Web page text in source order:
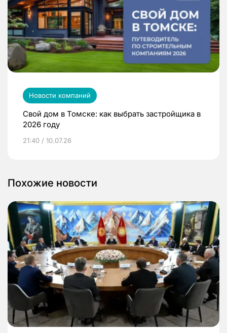
Новости компаний
Свой дом в Томске: как выбрать застройщика в
2026 году
21:40 / 10.07.26
Похожие новости